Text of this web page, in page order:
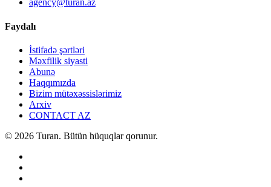
agency@turan.az
Faydalı
İstifadə şərtləri
Məxfilik siyasti
Abunə
Haqqımızda
Bizim mütəxəssislərimiz
Arxiv
CONTACT AZ
© 2026 Turan. Bütün hüquqlar qorunur.